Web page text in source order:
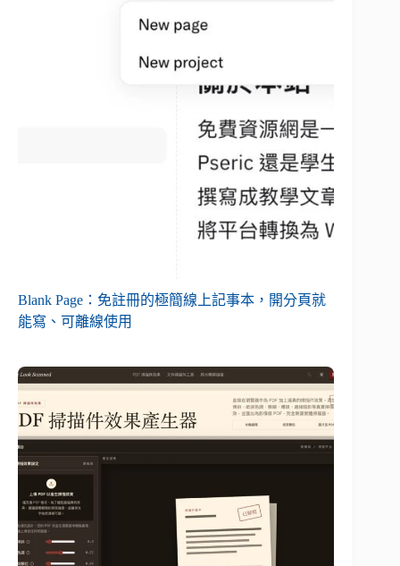
Blank Page：免註冊的極簡線上記事本，開分頁就
能寫、可離線使用